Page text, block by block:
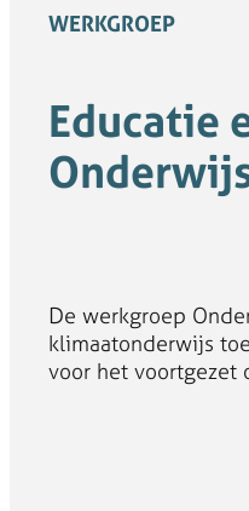
WERKGROEP
Educatie
De werkgroep
klimaatonderwijs
voor het voortgezet